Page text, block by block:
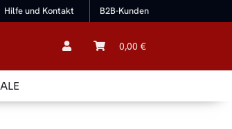
Hilfe und Kontakt B2B-Kunden
0,00 €